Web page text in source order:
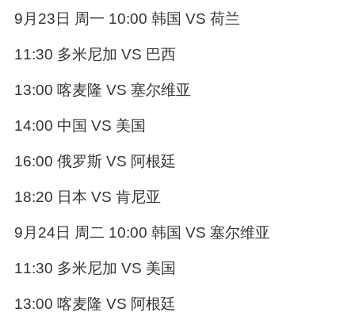
9月23日 周一 10:00 韩国 VS 荷兰
11:30 多米尼加 VS 巴西
13:00 喀麦隆 VS 塞尔维亚
14:00 中国 VS 美国
16:00 俄罗斯 VS 阿根廷
18:20 日本 VS 肯尼亚
9月24日 周二 10:00 韩国 VS 塞尔维亚
11:30 多米尼加 VS 美国
13:00 喀麦隆 VS 阿根廷